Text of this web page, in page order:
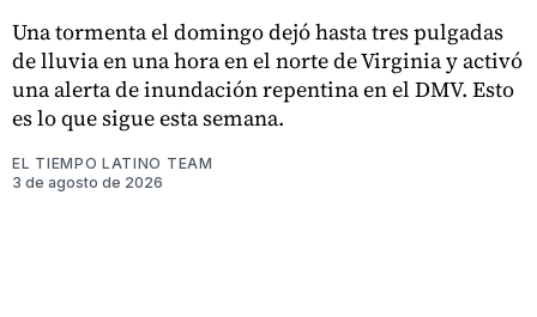
Una tormenta el domingo dejó hasta tres pulgadas
de lluvia en una hora en el norte de Virginia y activó
una alerta de inundación repentina en el DMV. Esto
es lo que sigue esta semana.
EL TIEMPO LATINO TEAM
3 de agosto de 2026